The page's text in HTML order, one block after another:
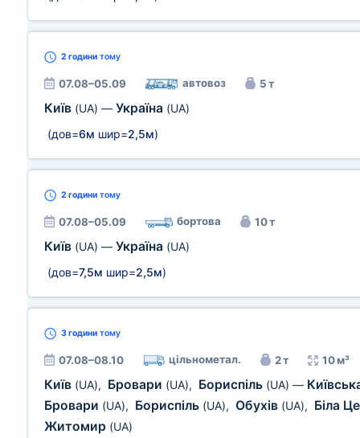
2 години тому
07.08–05.09 автовоз 5 т
Київ (UA) — Україна (UA)
(дов=6м шир=2,5м)
2 години тому
07.08–05.09 бортова 10 т
Київ (UA) — Україна (UA)
(дов=7,5м шир=2,5м)
3 години тому
07.08–08.10 цільнометал. 2 т 10 м³
Київ (UA), Бровари (UA), Бориспіль (UA) —
Бровари (UA), Бориспіль (UA), Обухів (UA), Біла
Житомир (UA)